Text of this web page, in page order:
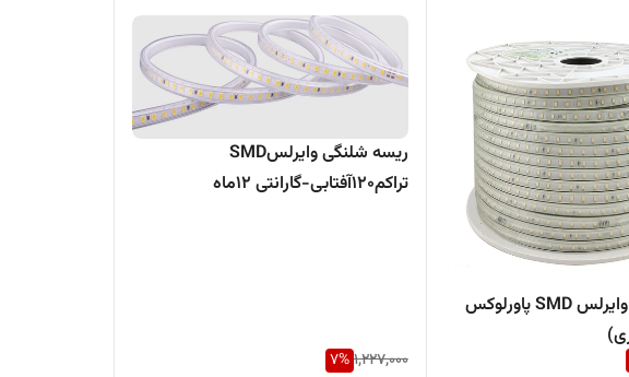
ریسه شلنگی وایرلس SMD پاورلوکس
ریسه شلنگی وایرلسSMD
تراکم120آفتابی-گارانتی 12ماه
1,227,000
7%